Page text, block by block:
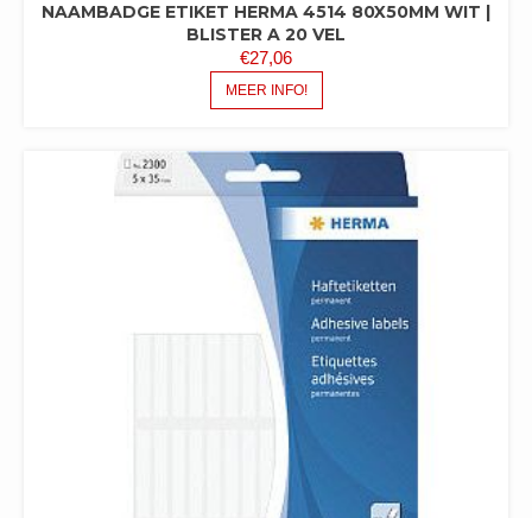
NAAMBADGE ETIKET HERMA 4514 80X50MM WIT |
BLISTER A 20 VEL
€27,06
MEER INFO!